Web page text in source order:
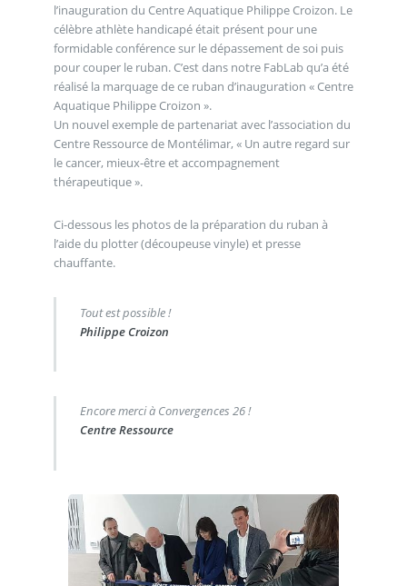
l’inauguration du Centre Aquatique Philippe Croizon. Le
célèbre athlète handicapé était présent pour une
formidable conférence sur le dépassement de soi puis
pour couper le ruban. C’est dans notre FabLab qu’a été
réalisé la marquage de ce ruban d’inauguration « Centre
Aquatique Philippe Croizon ».
Un nouvel exemple de partenariat avec l’association du
Centre Ressource de Montélimar, « Un autre regard sur
le cancer, mieux-être et accompagnement
thérapeutique ».
Ci-dessous les photos de la préparation du ruban à
l’aide du plotter (découpeuse vinyle) et presse
chauffante.
Tout est possible !
Philippe Croizon
Encore merci à Convergences 26 !
Centre Ressource